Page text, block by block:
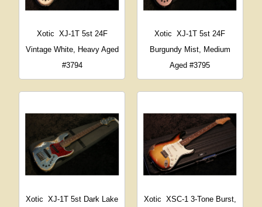
Xotic XJ-1T 5st 24F
Vintage White, Heavy Aged
#3794
Xotic
XJ-1T 5st 24F
Burgundy Mist, Medium
Aged #3795
Xotic
XJ-1T 5st Dark Lake
Xotic XSC-1 3-Tone Burst,